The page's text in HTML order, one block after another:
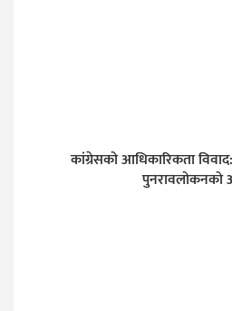
कांग्रेसको आधिकारिकता विवाद:
पुनरावलोकनको